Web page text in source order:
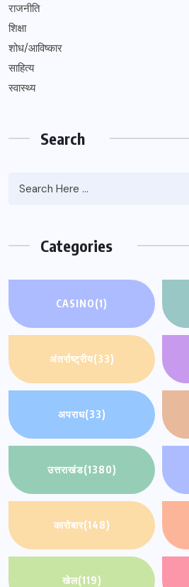
राजनीति
शिक्षा
शोध/आविष्कार
साहित्य
स्वास्थ्य
Search
Categories
CASINO(1)
अंतर्राष्ट्रीय(33)
अपराध(33)
उत्तराखंड(1380)
कारोबार(148)
खेल(119)